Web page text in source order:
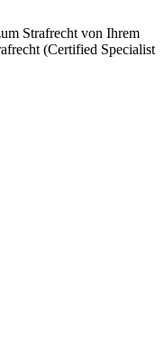
Strafrecht von Ihrem
(Certified Specialist